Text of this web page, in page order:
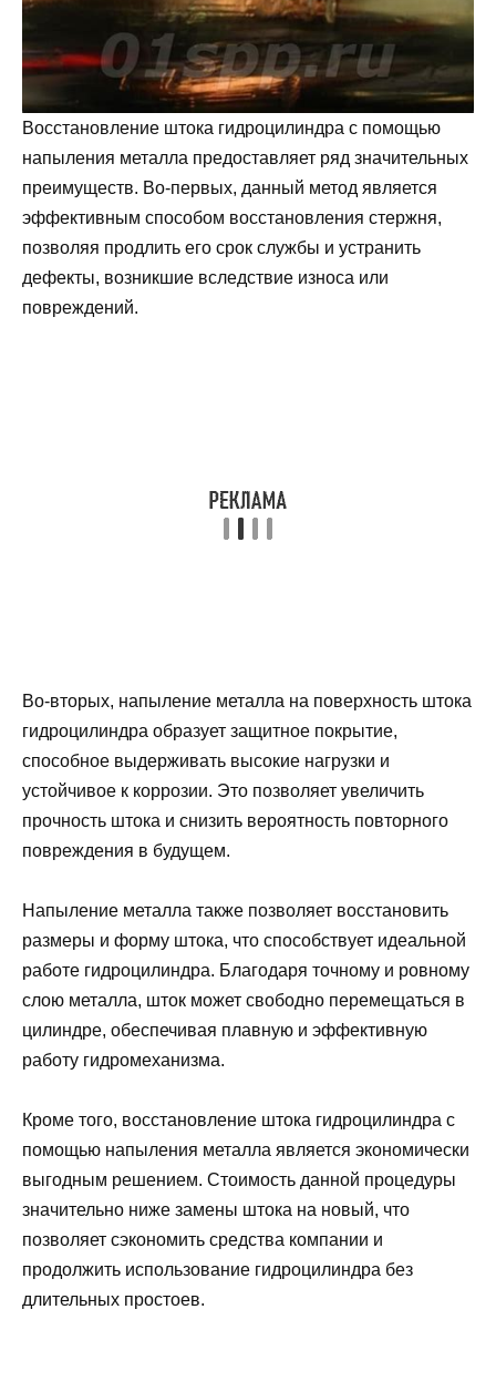
Восстановление штока гидроцилиндра с помощью
напыления металла предоставляет ряд значительных
преимуществ. Во-первых, данный метод является
эффективным способом восстановления стержня,
позволяя продлить его срок службы и устранить
дефекты, возникшие вследствие износа или
повреждений.
Во-вторых, напыление металла на поверхность штока
гидроцилиндра образует защитное покрытие,
способное выдерживать высокие нагрузки и
устойчивое к коррозии. Это позволяет увеличить
прочность штока и снизить вероятность повторного
повреждения в будущем.
Напыление металла также позволяет восстановить
размеры и форму штока, что способствует идеальной
работе гидроцилиндра. Благодаря точному и ровному
слою металла, шток может свободно перемещаться в
цилиндре, обеспечивая плавную и эффективную
работу гидромеханизма.
Кроме того, восстановление штока гидроцилиндра с
помощью напыления металла является экономически
выгодным решением. Стоимость данной процедуры
значительно ниже замены штока на новый, что
позволяет сэкономить средства компании и
продолжить использование гидроцилиндра без
длительных простоев.